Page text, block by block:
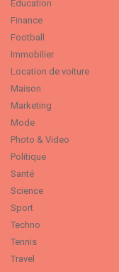
Education
Finance
Football
Immobilier
Location de voiture
Maison
Marketing
Mode
Photo & Video
Politique
Santé
Science
Sport
Techno
Tennis
Travel